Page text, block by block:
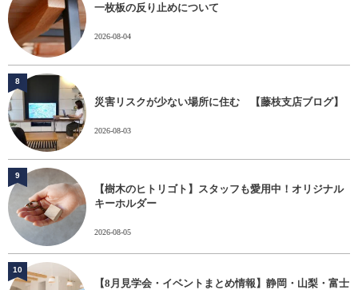
一枚板の反り止めについて
2026-08-04
災害リスクが少ない場所に住む 【藤枝支店ブログ】
2026-08-03
8
【樹木のヒトリゴト】スタッフも愛用中！オリジナル
キーホルダー
2026-08-05
9
【8月見学会・イベントまとめ情報】静岡・山梨・富士
10